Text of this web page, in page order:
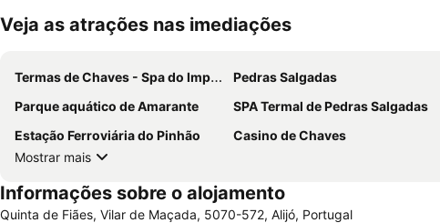
Veja as atrações nas imediações
Termas de Chaves - Spa do Imperador Pedras Salgadas
Parque aquático de Amarante
SPA Termal de Pedras Salgadas
Estação Ferroviária do Pinhão
Casino de Chaves
Mostrar mais
Informações sobre o alojamento
Quinta de Fiães, Vilar de Maçada, 5070-572, Alijó, Portugal